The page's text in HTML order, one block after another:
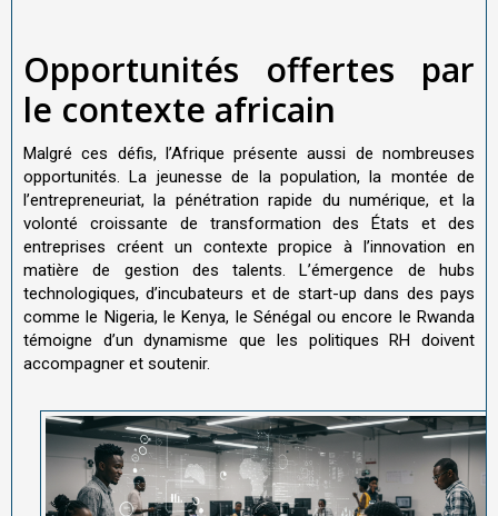
Opportunités offertes par
le contexte africain
Malgré ces défis, l’Afrique présente aussi de nombreuses
opportunités. La jeunesse de la population, la montée de
l’entrepreneuriat, la pénétration rapide du numérique, et la
volonté croissante de transformation des États et des
entreprises créent un contexte propice à l’innovation en
matière de gestion des talents. L’émergence de hubs
technologiques, d’incubateurs et de start-up dans des pays
comme le Nigeria, le Kenya, le Sénégal ou encore le Rwanda
témoigne d’un dynamisme que les politiques RH doivent
accompagner et soutenir.